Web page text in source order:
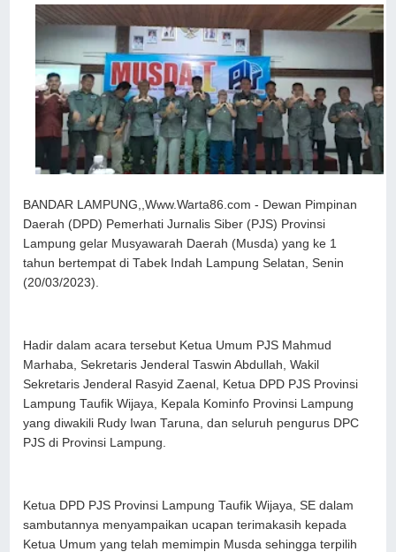
BANDAR LAMPUNG,,Www.Warta86.com - Dewan Pimpinan
Daerah (DPD) Pemerhati Jurnalis Siber (PJS) Provinsi
Lampung gelar Musyawarah Daerah (Musda) yang ke 1
tahun bertempat di Tabek Indah Lampung Selatan, Senin
(20/03/2023).
Hadir dalam acara tersebut Ketua Umum PJS Mahmud
Marhaba, Sekretaris Jenderal Taswin Abdullah, Wakil
Sekretaris Jenderal Rasyid Zaenal, Ketua DPD PJS Provinsi
Lampung Taufik Wijaya, Kepala Kominfo Provinsi Lampung
yang diwakili Rudy Iwan Taruna, dan seluruh pengurus DPC
PJS di Provinsi Lampung.
Ketua DPD PJS Provinsi Lampung Taufik Wijaya, SE dalam
sambutannya menyampaikan ucapan terimakasih kepada
Ketua Umum yang telah memimpin Musda sehingga terpilih